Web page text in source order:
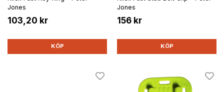
Jones
103,20 kr
KÖP
Jones
156 kr
KÖP